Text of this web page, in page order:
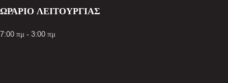
ΩΡΑΡΙΟ ΛΕΙΤΟΥΡΓΙΑΣ
7:00 πμ - 3:00 πμ